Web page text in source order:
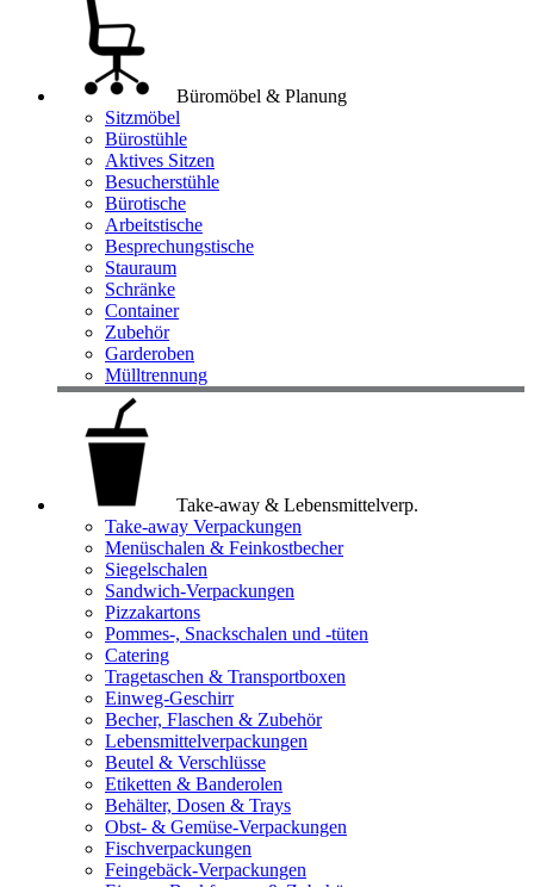
Büromöbel & Planung
Sitzmöbel
Bürostühle
Aktives Sitzen
Besucherstühle
Bürotische
Arbeitstische
Besprechungstische
Stauraum
Schränke
Container
Zubehör
Garderoben
Mülltrennung
Take-away & Lebensmittelverp.
Take-away Verpackungen
Menüschalen & Feinkostbecher
Siegelschalen
Sandwich-Verpackungen
Pizzakartons
Pommes-, Snackschalen und -tüten
Catering
Tragetaschen & Transportboxen
Einweg-Geschirr
Becher, Flaschen & Zubehör
Lebensmittelverpackungen
Beutel & Verschlüsse
Etiketten & Banderolen
Behälter, Dosen & Trays
Obst- & Gemüse-Verpackungen
Fischverpackungen
Feingebäck-Verpackungen